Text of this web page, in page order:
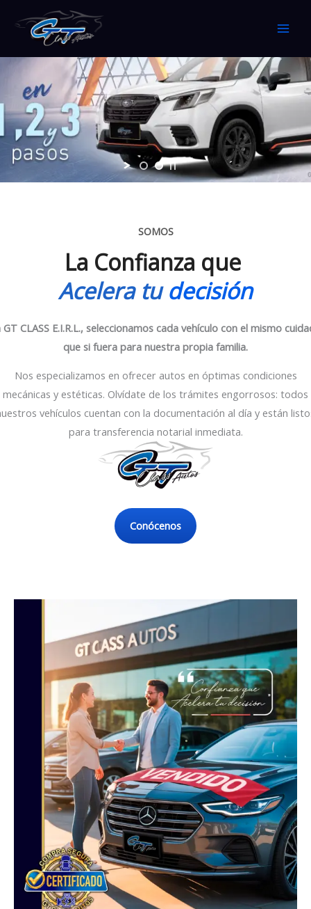
contenido
SOMOS
La Confianza que
Acelera tu decisión
GT CLASS E.I.R.L., seleccionamos cada vehículo con el mismo
que si fuera para nuestra propia familia.
Nos especializamos en ofrecer autos en óptimas condiciones
mecánicas y estéticas. Olvídate de los trámites engorrosos: todos
vehículos cuentan con la documentación al día y están
para transferencia notarial inmediata.
Conócenos